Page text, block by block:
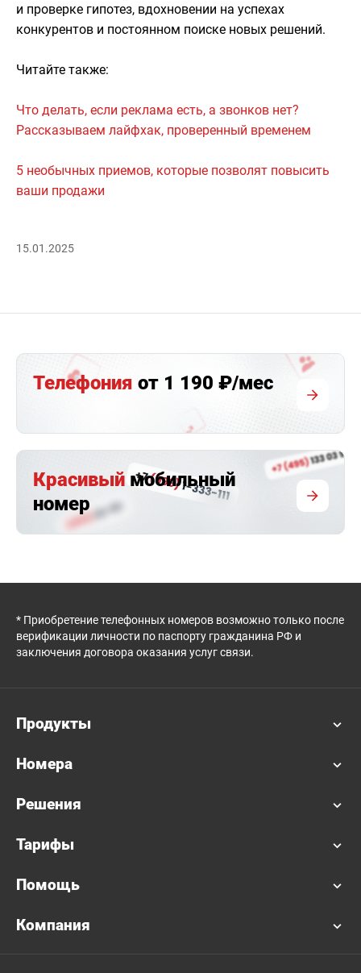
и проверке гипотез, вдохновении на успехах
конкурентов и постоянном поиске новых решений.
Читайте также:
Что делать, если реклама есть, а звонков нет?
Рассказываем лайфхак, проверенный временем
5 необычных приемов, которые позволят повысить
ваши продажи
15.01.2025
Телефония от 1 190 ₽/мес
Красивый мобильный
номер
* Приобретение телефонных номеров возможно только после
верификации личности по паспорту гражданина РФ и
заключения договора оказания услуг связи.
Продукты
Номера
Решения
Тарифы
Помощь
Компания